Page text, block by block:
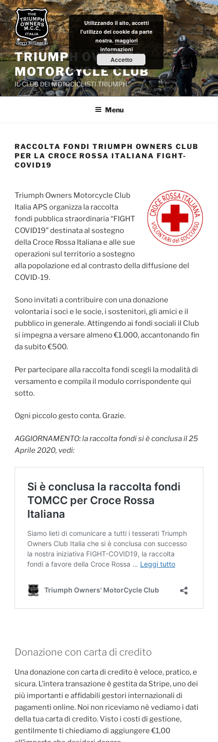
Salta
al
contenuto
TRIUMPH OWNERS'
MOTORCYCLE CLUB
IL CLUB DEI MOTOCICLISTI TRIUMPH
Menu
RACCOLTA FONDI TRIUMPH OWNERS CLUB
PER LA CROCE ROSSA ITALIANA FIGHT-
COVID19
Triumph Owners Motorcycle Club
Italia APS organizza la raccolta
fondi pubblica straordinaria “FIGHT
COVID19” destinata al sostegno
della Croce Rossa Italiana e alle sue
operazioni sul territorio a sostegno
alla popolazione ed al contrasto della diffusione del
COVID-19.
Sono invitati a contribuire con una donazione
volontaria i soci e le socie, i sostenitori, gli amici e il
pubblico in generale. Attingendo ai fondi sociali il Club
si impegna a versare almeno €1.000, accantonando fin
da subito €500.
Per partecipare alla raccolta fondi scegli la modalità di
versamento e compila il modulo corrispondente qui
sotto.
Ogni piccolo gesto conta. Grazie.
AGGIORNAMENTO: la raccolta fondi si è conclusa il 25
Aprile 2020, vedi:
Donazione con carta di credito
Una donazione con carta di credito è veloce, pratico, e
sicura. L’intera transazione è gestita da Stripe, uno dei
più importanti e affidabili gestori internazionali di
pagamenti online. Noi non riceviamo nè vediamo i dati
della tua carta di credito. Visto i costi di gestione,
gentilmente ti chiediamo di aggiungere €1,00
Utilizzando il sito, accetti
l'utilizzo dei cookie da parte
nostra. maggiori
informazioni
Accetto